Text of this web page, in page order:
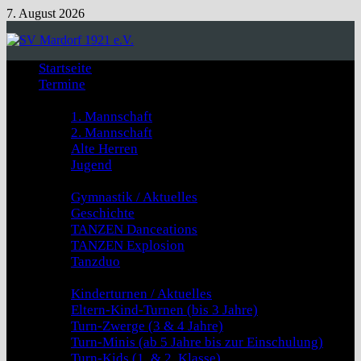
Zum
springen
7. August 2026
Startseite
Termine
1. Mannschaft
2. Mannschaft
Alte Herren
Jugend
Gymnastik / Aktuelles
Geschichte
TANZEN Danceations
TANZEN Explosion
Tanzduo
Kinderturnen / Aktuelles
Eltern-Kind-Turnen (bis 3 Jahre)
Turn-Zwerge (3 & 4 Jahre)
Turn-Minis (ab 5 Jahre bis zur Einschulung)